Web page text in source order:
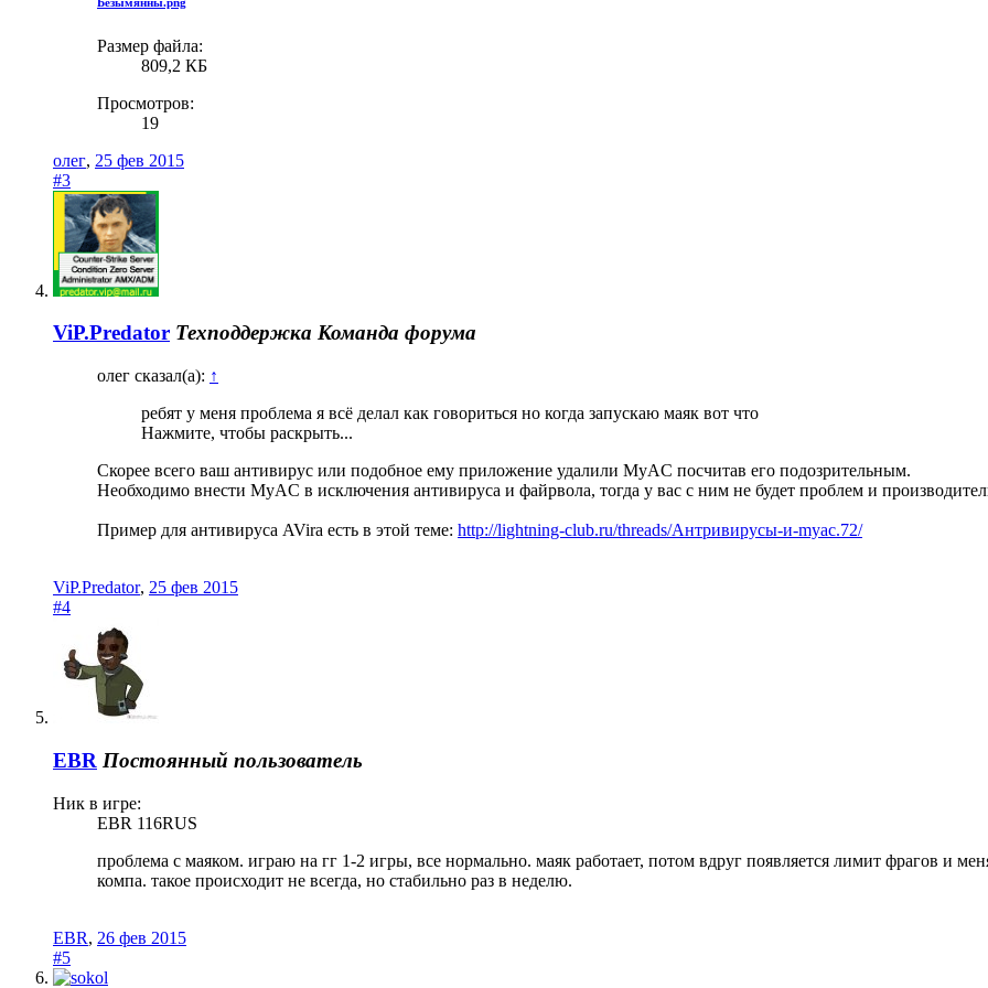
Размер файла:
809,2 КБ
Просмотров:
19
олег, 25 фев 2015
#3
ViP.Predator Техподдержка Команда форума
олег сказал(а): ↑
ребят у меня проблема я всё делал как говориться но когда запускаю маяк вот что
Нажмите, чтобы раскрыть...
Скорее всего ваш антивирус или подобное ему приложение удалили MyAC посчитав его подозрительным.
Необходимо внести MyAC в исключения антивируса и файрвола, тогда у вас с ним не будет проблем и
Пример для антивируса AVira есть в этой теме: http://lightning-club.ru/threads/Антривирусы-и-myac.72/
ViP.Predator, 25 фев 2015
#4
EBR Постоянный пользователь
Ник в игре:
EBR 116RUS
проблема с маяком. играю на гг 1-2 игры, все нормально. маяк работает, потом вдруг появляется лимит фрагов и
компа. такое происходит не всегда, но стабильно раз в неделю.
EBR, 26 фев 2015
#5